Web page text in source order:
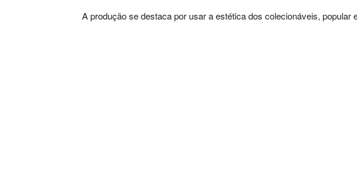
A produção se destaca por usar a estética dos colecionáveis, popular